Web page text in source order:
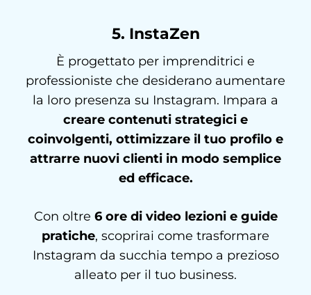
5. InstaZen
È progettato per imprenditrici e
professioniste che desiderano aumentare
la loro presenza su Instagram. Impara a
creare contenuti strategici e
coinvolgenti, ottimizzare il tuo profilo e
attrarre nuovi clienti in modo semplice
ed efficace.
Con oltre 6 ore di video lezioni e guide
pratiche, scoprirai come trasformare
Instagram da succhia tempo a prezioso
alleato per il tuo business.